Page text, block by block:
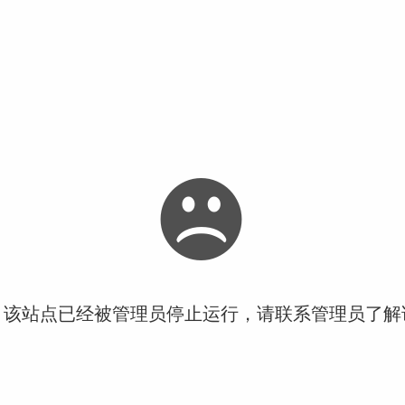
站点已经被管理员停止运行，请联系管理员了